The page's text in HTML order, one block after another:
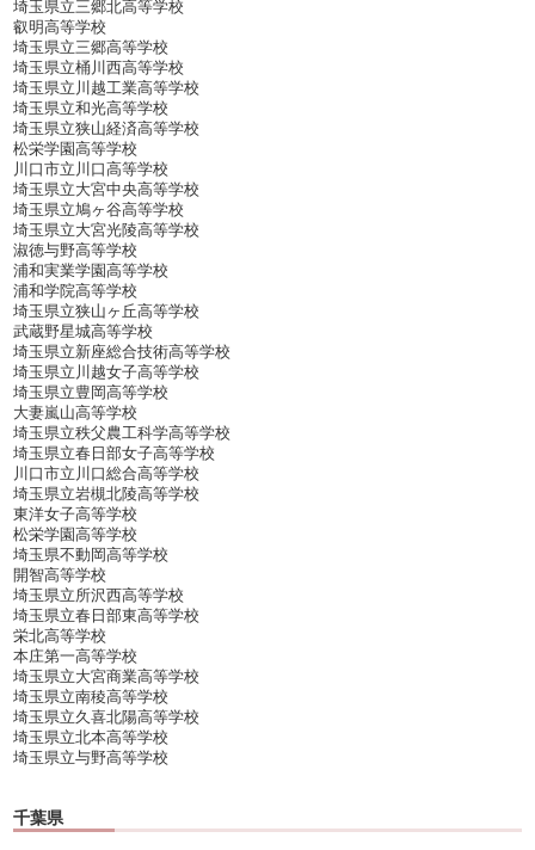
埼玉県立三郷北高等学校
叡明高等学校
埼玉県立三郷高等学校
埼玉県立桶川西高等学校
埼玉県立川越工業高等学校
埼玉県立和光高等学校
埼玉県立狭山経済高等学校
松栄学園高等学校
川口市立川口高等学校
埼玉県立大宮中央高等学校
埼玉県立鳩ヶ谷高等学校
埼玉県立大宮光陵高等学校
淑徳与野高等学校
浦和実業学園高等学校
浦和学院高等学校
埼玉県立狭山ヶ丘高等学校
武蔵野星城高等学校
埼玉県立新座総合技術高等学校
埼玉県立川越女子高等学校
埼玉県立豊岡高等学校
大妻嵐山高等学校
埼玉県立秩父農工科学高等学校
埼玉県立春日部女子高等学校
川口市立川口総合高等学校
埼玉県立岩槻北陵高等学校
東洋女子高等学校
松栄学園高等学校
埼玉県不動岡高等学校
開智高等学校
埼玉県立所沢西高等学校
埼玉県立春日部東高等学校
栄北高等学校
本庄第一高等学校
埼玉県立大宮商業高等学校
埼玉県立南稜高等学校
埼玉県立久喜北陽高等学校
埼玉県立北本高等学校
埼玉県立与野高等学校
千葉県